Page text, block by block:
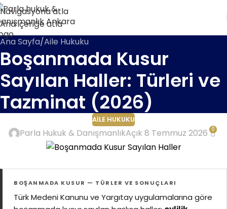
Navigasyona atla
Ana içeriğe atla
Ana Sayfa Aile Hukuku
Boşanmada Kusur
Sayılan Haller: Türleri ve
Tazminat (2026)
AILE HUKUKU
Parla Hukuk & DanışmanlıkAçık 8 Temmuz 2026 0
BOŞANMADA KUSUR — TÜRLER VE SONUÇLARI
Türk Medeni Kanunu ve Yargıtay uygulamalarına göre